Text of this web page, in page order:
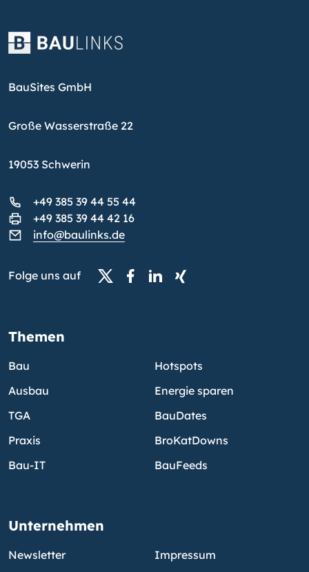
BauSites GmbH
Große Wasserstraße 22
19053 Schwerin
+49 385 39 44 55 44
+49 385 39 44 42 16
info@baulinks.de
Folge uns auf
Themen
Bau
Ausbau
TGA
Praxis
Bau-IT
Hotspots
Energie sparen
BauDates
BroKatDowns
BauFeeds
Unternehmen
Newsletter
Impressum